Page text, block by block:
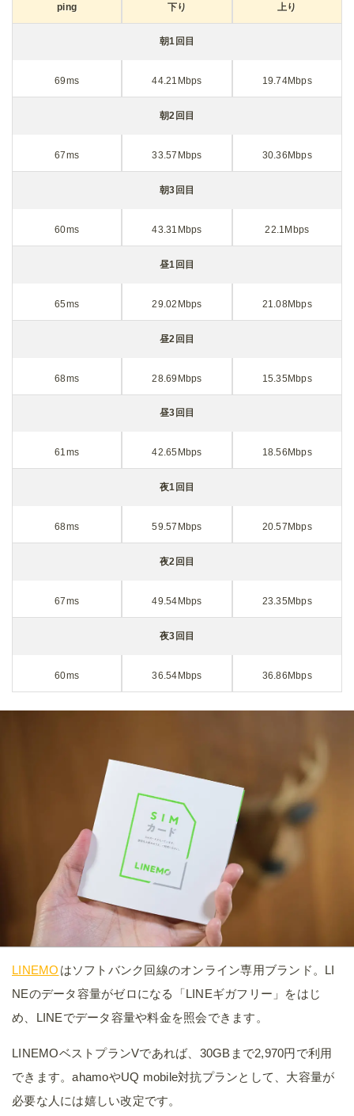
ping 下り 上り
朝1回目
69ms 44.21Mbps 19.74Mbps
朝2回目
67ms 33.57Mbps 30.36Mbps
朝3回目
60ms 43.31Mbps 22.1Mbps
昼1回目
65ms 29.02Mbps 21.08Mbps
昼2回目
68ms 28.69Mbps 15.35Mbps
昼3回目
61ms 42.65Mbps 18.56Mbps
夜1回目
68ms 59.57Mbps 20.57Mbps
夜2回目
67ms 49.54Mbps 23.35Mbps
夜3回目
60ms 36.54Mbps 36.86Mbps
LINEMO はソフトバンク回線のオンライン専用ブランド。LI
NEのデータ容量がゼロになる「LINEギガフリー」をはじ
め、LINEでデータ容量や料金を照会できます。
LINEMOベストプランVであれば、30GBまで2,970円で利用
できます。ahamoやUQ mobile対抗プランとして、大容量が
必要な人には嬉しい改定です。